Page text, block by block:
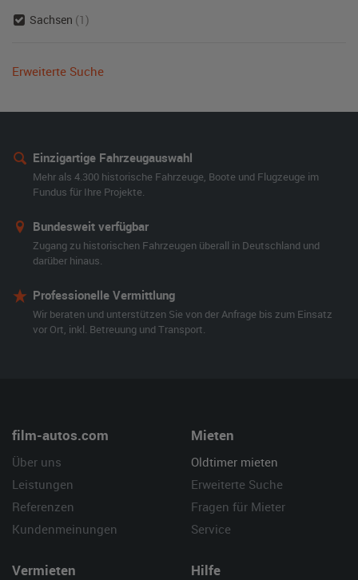
Sachsen (1)
Erweiterte Suche
Einzigartige Fahrzeugauswahl
Mehr als 4.300 historische Fahrzeuge, Boote und Flugzeuge im
Fundus für Ihre Projekte.
Bundesweit verfügbar
Zugang zu historischen Fahrzeugen überall in Deutschland und
darüber hinaus.
Professionelle Vermittlung
Wir beraten und unterstützen Sie von der Anfrage bis zum Einsatz
vor Ort, inkl. Betreuung und Transport.
film-autos.com
Über uns
Leistungen
Referenzen
Kundenmeinungen
Mieten
Oldtimer mieten
Erweiterte Suche
Fragen für Mieter
Service
Vermieten Hilfe